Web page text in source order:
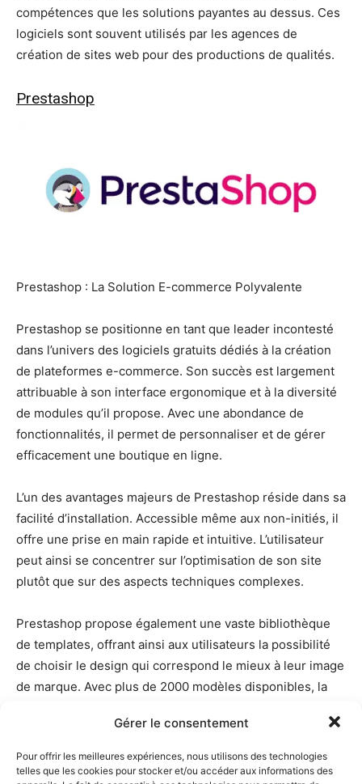
Gérer le consentement
Pour offrir les meilleures expériences, nous utilisons des technologies
telles que les cookies pour stocker et/ou accéder aux informations des
compétences que les solutions payantes au dessus. Ces
logiciels sont souvent utilisés par les agences de
création de sites web pour des productions de qualités.
Prestashop
Prestashop : La Solution E-commerce Polyvalente
Prestashop se positionne en tant que leader incontesté
dans l’univers des logiciels gratuits dédiés à la création
de plateformes e-commerce. Son succès est largement
attribuable à son interface ergonomique et à la diversité
de modules qu’il propose. Avec une abondance de
fonctionnalités, il permet de personnaliser et de gérer
efficacement une boutique en ligne.
L’un des avantages majeurs de Prestashop réside dans sa
facilité d’installation. Accessible même aux non-initiés, il
offre une prise en main rapide et intuitive. L’utilisateur
peut ainsi se concentrer sur l’optimisation de son site
plutôt que sur des aspects techniques complexes.
Prestashop propose également une vaste bibliothèque
de templates, offrant ainsi aux utilisateurs la possibilité
de choisir le design qui correspond le mieux à leur image
de marque. Avec plus de 2000 modèles disponibles, la
Un autre atout considérable de Prestashop est son
modèle économique. Contrairement à certaines